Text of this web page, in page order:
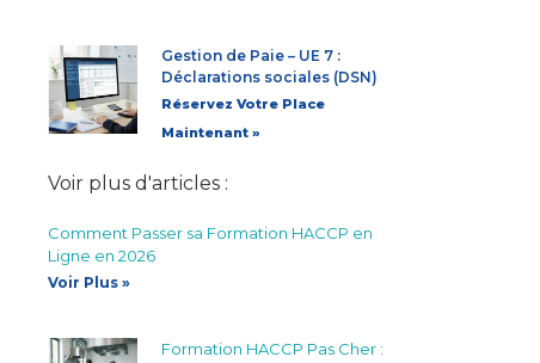
Gestion de Paie – UE 7 :
Déclarations sociales (DSN)
Réservez Votre Place
Maintenant »
Voir plus d'articles :
Comment Passer sa Formation HACCP en
Ligne en 2026
Voir Plus »
Formation HACCP Pas Cher :